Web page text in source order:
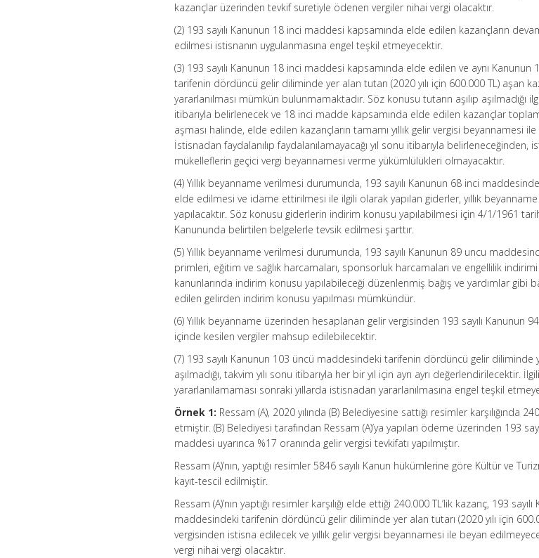
kazançlar üzerinden tevkif suretiyle ödenen vergiler nihai vergi olacaktır.
(2) 193 sayılı Kanunun 18 inci maddesi kapsamında elde edilen kazançların
edilmesi istisnanın uygulanmasına engel teşkil etmeyecektir.
(3) 193 sayılı Kanunun 18 inci maddesi kapsamında elde edilen ve aynı Kanunun
tarifenin dördüncü gelir diliminde yer alan tutarı (2020 yılı için 600.000 TL) aşan
yararlanılması mümkün bulunmamaktadır. Söz konusu tutarın aşılıp aşılmadığı
itibarıyla belirlenecek ve 18 inci madde kapsamında elde edilen kazançlar
aşması halinde, elde edilen kazançların tamamı yıllık gelir vergisi beyannamesi
İstisnadan faydalanılıp faydalanılamayacağı yıl sonu itibarıyla belirleneceğinden,
mükelleflerin geçici vergi beyannamesi verme yükümlülükleri olmayacaktır.
(4) Yıllık beyanname verilmesi durumunda, 193 sayılı Kanunun 68 inci
elde edilmesi ve idame ettirilmesi ile ilgili olarak yapılan giderler, yıllık
yapılacaktır. Söz konusu giderlerin indirim konusu yapılabilmesi için 4/1/1961
Kanununda belirtilen belgelerle tevsik edilmesi şarttır.
(5) Yıllık beyanname verilmesi durumunda, 193 sayılı Kanunun 89 uncu
primleri, eğitim ve sağlık harcamaları, sponsorluk harcamaları ve engellilik
kanunlarında indirim konusu yapılabileceği düzenlenmiş bağış ve yardımlar gibi
edilen gelirden indirim konusu yapılması mümkündür.
(6) Yıllık beyanname üzerinden hesaplanan gelir vergisinden 193 sayılı Kanunun
içinde kesilen vergiler mahsup edilebilecektir.
(7) 193 sayılı Kanunun 103 üncü maddesindeki tarifenin dördüncü gelir diliminde
aşılmadığı, takvim yılı sonu itibarıyla her bir yıl için ayrı ayrı değerlendirilecektir.
yararlanılamaması sonraki yıllarda istisnadan yararlanılmasına engel teşkil
Örnek 1: Ressam (A), 2020 yılında (B) Belediyesine sattığı resimler karşılığında
etmiştir. (B) Belediyesi tarafından Ressam (A)’ya yapılan ödeme üzerinden 193
maddesi uyarınca %17 oranında gelir vergisi tevkifatı yapılmıştır.
Ressam (A)’nın, yaptığı resimler 5846 sayılı Kanun hükümlerine göre Kültür ve
kayıt-tescil edilmiştir.
Ressam (A)’nın yaptığı resimler karşılığı elde ettiği 240.000 TL’lik kazanç, 193
maddesindeki tarifenin dördüncü gelir diliminde yer alan tutarı (2020 yılı için
vergisinden istisna edilecek ve yıllık gelir vergisi beyannamesi ile beyan
vergi nihai vergi olacaktır.